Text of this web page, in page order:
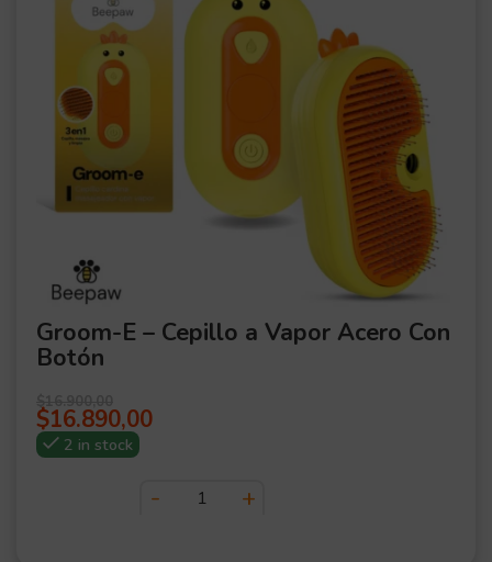
Groom-E – Cepillo a Vapor Acero Con
Botón
$
$16.890,00
2 in stock